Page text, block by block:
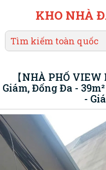
KHO NHÀ
【NHÀ PHỐ
Giám, Đống Đa -
-